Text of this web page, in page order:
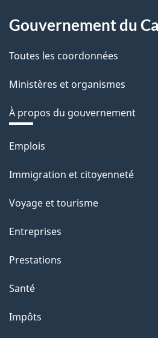
Gouvernement du
Toutes les coordonnées
Ministères et organismes
À propos du gouvernement
Thèmes
sujets
Emplois
Immigration et citoyenneté
Voyage et tourisme
Entreprises
Prestations
Santé
Impôts